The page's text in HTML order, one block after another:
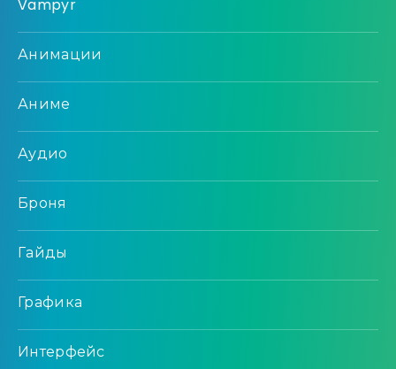
Vampyr
Анимации
Аниме
Аудио
Броня
Гайды
Графика
Интерфейс